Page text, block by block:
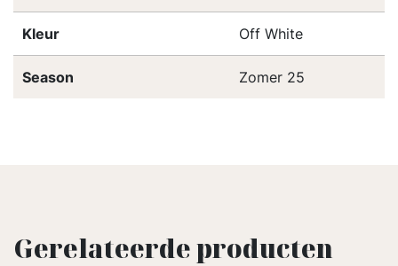
Kleur Off White
Season Zomer 25
Gerelateerde producten